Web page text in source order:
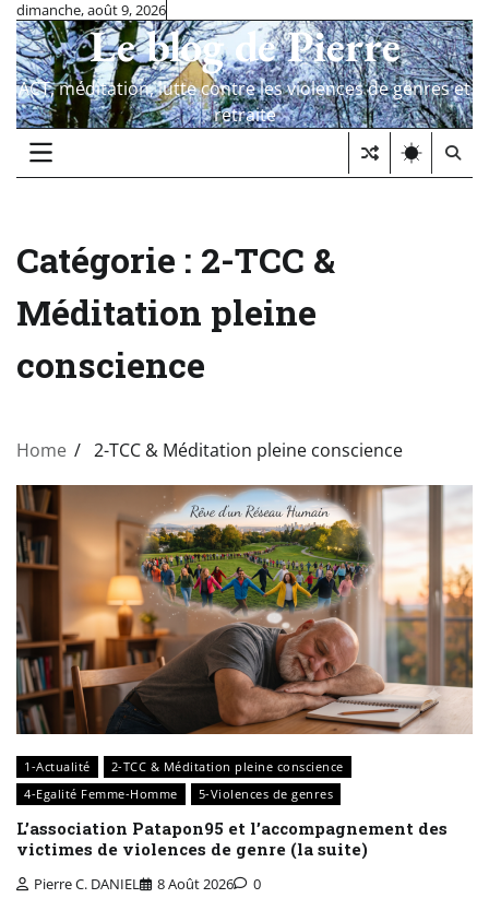
Skip
content
dimanche, août 9, 2026
Le blog de Pierre
ACT, méditation, lutte contre les violences de genres et
retraite
Catégorie : 2-TCC &
Méditation pleine
conscience
Home 2-TCC & Méditation pleine conscience
1-Actualité
2-TCC & Méditation pleine conscience
4-Egalité Femme-Homme
5-Violences de genres
L’association Patapon95 et l’accompagnement des
victimes de violences de genre (la suite)
Pierre C. DANIEL 8 Août 2026 0